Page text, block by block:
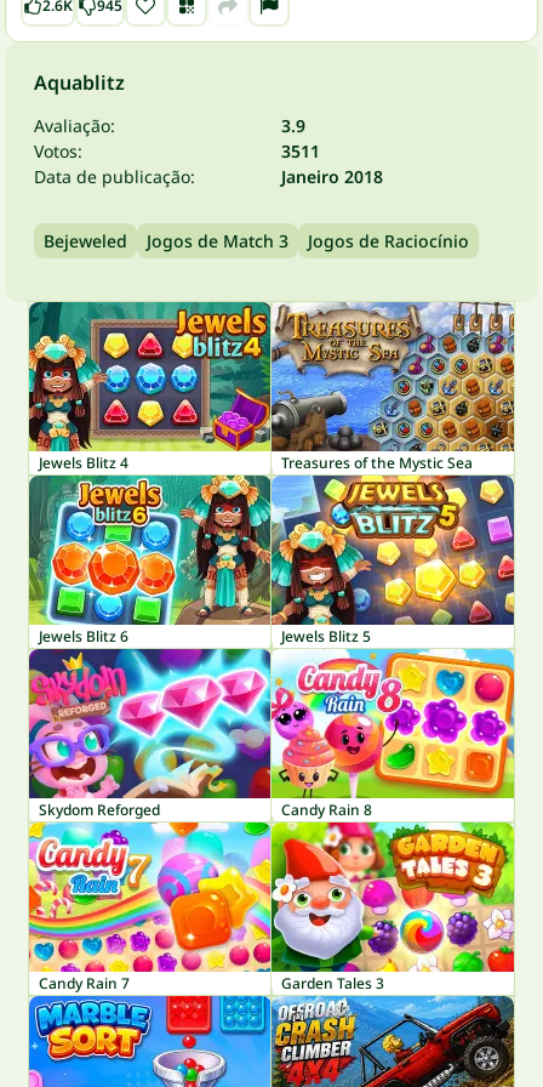
2.6K 945
Aquablitz
Avaliação:
3.9
Votos:
3511
Data de publicação:
Janeiro 2018
Bejeweled Jogos de Match 3 Jogos de Raciocínio
Jewels Blitz 4 Treasures of the Mystic Sea
Jewels Blitz 6 Jewels Blitz 5
Skydom Reforged Candy Rain 8
Candy Rain 7 Garden Tales 3